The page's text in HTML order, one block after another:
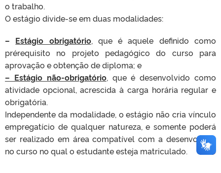
o trabalho.
O estágio divide-se em duas modalidades:
– Estágio obrigatório, que é aquele definido como
prérequisito no projeto pedagógico do curso para
aprovação e obtenção de diploma; e
– Estágio não-obrigatório, que é desenvolvido como
atividade opcional, acrescida à carga horária regular e
obrigatória.
Independente da modalidade, o estágio não cria vínculo
empregatício de qualquer natureza, e somente poderá
ser realizado em área compatível com a desenvolvida
no curso no qual o estudante esteja matriculado.